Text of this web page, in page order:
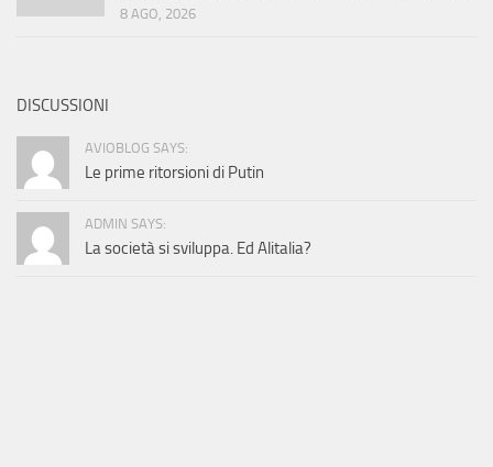
8 AGO, 2026
DISCUSSIONI
AVIOBLOG SAYS:
Le prime ritorsioni di Putin
ADMIN SAYS:
La società si sviluppa. Ed Alitalia?